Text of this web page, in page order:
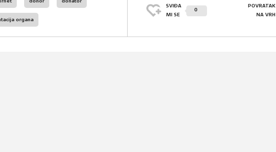
organa
SVIĐA
MI SE
0
POVRATAK
NA VRH